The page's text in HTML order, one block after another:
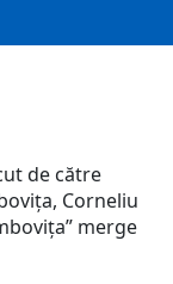
de către
Corneliu
merge